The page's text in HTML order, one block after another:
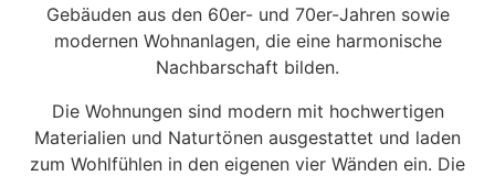
Gebäuden aus den 60er- und 70er-Jahren sowie
modernen Wohnanlagen, die eine harmonische
Nachbarschaft bilden.
Die Wohnungen sind modern mit hochwertigen
Materialien und Naturtönen ausgestattet und laden
zum Wohlfühlen in den eigenen vier Wänden ein. Die